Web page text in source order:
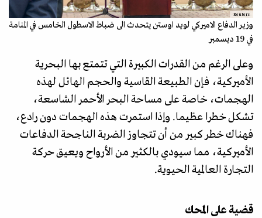
Reuters
وزير الدفاع الاميركي لويد اوستن يتحدث الى ضباط الاسطول الخامس في المنامة
في 19 ديسمبر
وعلى الرغم من القدرات الكبيرة التي تتمتع بها البحرية
الأميركية، فإن الطبيعة القاسية والحجم الهائل لهذه
الهجمات، خاصة على مساحة البحر الأحمر الشاسعة،
تشكل خطرا عظيما. وإذا استمرت هذه الهجمات دون رادع،
فهناك خطر كبير من أن تتجاوز الضربة الناجحة الدفاعات
الأميركية، مما سيودي بالكثير من الأرواح ويعيق حركة
التجارة العالمية الحيوية.
قضية على المحك